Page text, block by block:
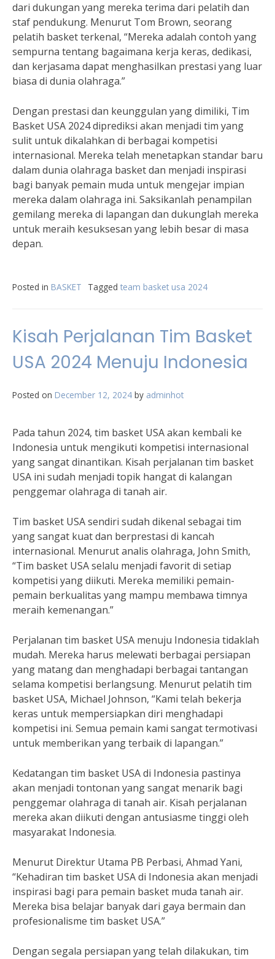
dari dukungan yang mereka terima dari pelatih dan
staf pendukung. Menurut Tom Brown, seorang
pelatih basket terkenal, “Mereka adalah contoh yang
sempurna tentang bagaimana kerja keras, dedikasi,
dan kerjasama dapat menghasilkan prestasi yang luar
biasa di dunia olahraga.”
Dengan prestasi dan keunggulan yang dimiliki, Tim
Basket USA 2024 diprediksi akan menjadi tim yang
sulit untuk dikalahkan di berbagai kompetisi
internasional. Mereka telah menetapkan standar baru
dalam dunia olahraga basket dan menjadi inspirasi
bagi banyak pemain muda untuk mengejar impian
mereka dalam olahraga ini. Saksikanlah penampilan
gemilang mereka di lapangan dan dukunglah mereka
untuk meraih kesuksesan yang lebih besar di masa
depan.
Posted in BASKET Tagged team basket usa 2024
Kisah Perjalanan Tim Basket
USA 2024 Menuju Indonesia
Posted on December 12, 2024 by adminhot
Pada tahun 2024, tim basket USA akan kembali ke
Indonesia untuk mengikuti kompetisi internasional
yang sangat dinantikan. Kisah perjalanan tim basket
USA ini sudah menjadi topik hangat di kalangan
penggemar olahraga di tanah air.
Tim basket USA sendiri sudah dikenal sebagai tim
yang sangat kuat dan berprestasi di kancah
internasional. Menurut analis olahraga, John Smith,
“Tim basket USA selalu menjadi favorit di setiap
kompetisi yang diikuti. Mereka memiliki pemain-
pemain berkualitas yang mampu membawa timnya
meraih kemenangan.”
Perjalanan tim basket USA menuju Indonesia tidaklah
mudah. Mereka harus melewati berbagai persiapan
yang matang dan menghadapi berbagai tantangan
selama kompetisi berlangsung. Menurut pelatih tim
basket USA, Michael Johnson, “Kami telah bekerja
keras untuk mempersiapkan diri menghadapi
kompetisi ini. Semua pemain kami sangat termotivasi
untuk memberikan yang terbaik di lapangan.”
Kedatangan tim basket USA di Indonesia pastinya
akan menjadi tontonan yang sangat menarik bagi
penggemar olahraga di tanah air. Kisah perjalanan
mereka akan diikuti dengan antusiasme tinggi oleh
masyarakat Indonesia.
Menurut Direktur Utama PB Perbasi, Ahmad Yani,
“Kehadiran tim basket USA di Indonesia akan menjadi
inspirasi bagi para pemain basket muda tanah air.
Mereka bisa belajar banyak dari gaya bermain dan
profesionalisme tim basket USA.”
Dengan segala persiapan yang telah dilakukan, tim